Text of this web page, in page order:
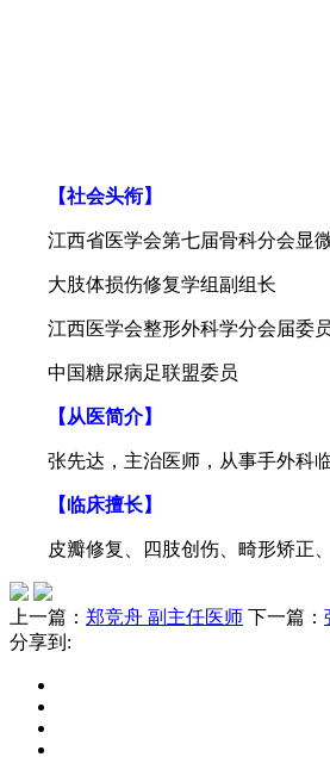
【社会头衔】
江西省医学会第七届骨科分会显
大肢体损伤修复学组副组长
江西医学会整形外科学分会届委
中国糖尿病足联盟委员
【从医简介】
张先达，主治医师，从事手外科临
【临床擅长】
皮瓣修复、四肢创伤、畸形矫正、
上一篇： 郑竞舟 副主任医师 下一篇：
分享到: